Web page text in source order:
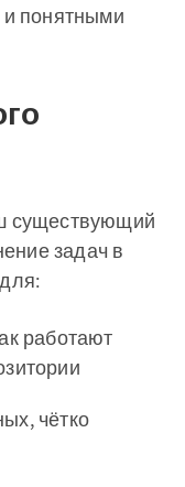
и понятными
существующий
задач в
работают
чётко